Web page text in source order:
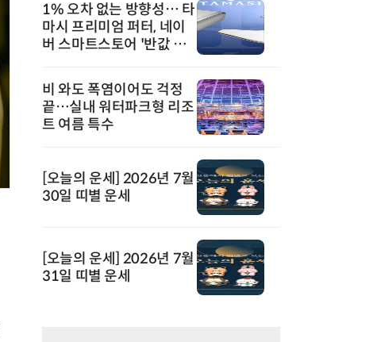
1% 오차 없는 방향성… 타
마시 프리미엄 퍼터, 네이
버 스마트스토어 '반값 할
비 와도 폭염이어도 걱정
끝…실내 워터파크형 리조
트 여름 특수
[오늘의 운세] 2026년 7월
30일 띠별 운세
[오늘의 운세] 2026년 7월
31일 띠별 운세